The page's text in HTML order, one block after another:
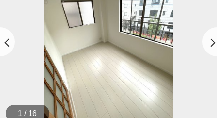
1 / 16